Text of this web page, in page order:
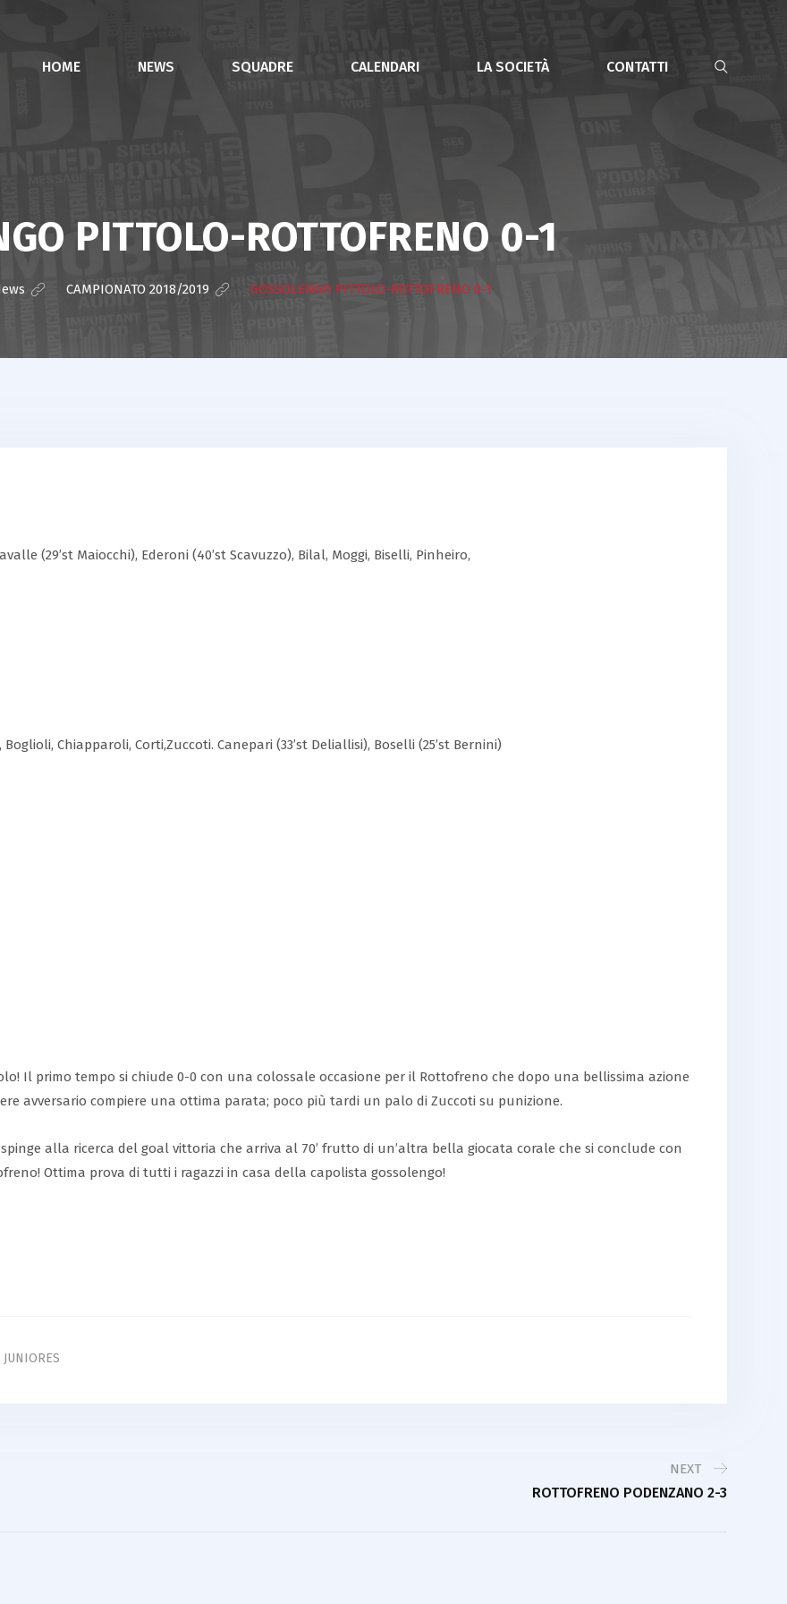
HOME NEWS SQUADRE CALENDARI LA SOCIETÀ CONTATTI
PITTOLO-ROTTOFRENO 0-1
CAMPIONATO 2018/2019 GOSSOLENGO PITTOLO-ROTTOFRENO 0-1
(29’st Maiocchi), Ederoni (40’st Scavuzzo), Bilal, Moggi, Biselli, Pinheiro,
Chiapparoli, Corti,Zuccoti. Canepari (33’st Deliallisi), Boselli (25’st Bernini)
Il primo tempo si chiude 0-0 con una colossale occasione per il Rottofreno che dopo una bellissima azione
avversario compiere una ottima parata; poco più tardi un palo di Zuccoti su punizione.
alla ricerca del goal vittoria che arriva al 70’ frutto di un’altra bella giocata corale che si conclude con
Ottima prova di tutti i ragazzi in casa della capolista gossolengo!
JUNIORES
NEXT
ROTTOFRENO PODENZANO 2-3